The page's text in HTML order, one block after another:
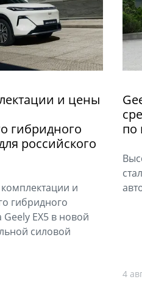
и цены
гибридного
российского
и
гибридного
Geely EX5 в новой
силовой
по
4